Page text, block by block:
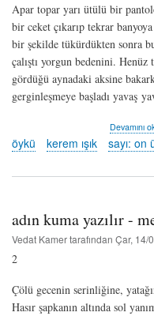
Apar topar yarı ütülü bir
bir ceket çıkarıp tekrar
bir şekilde tükürdükten sonra
çalıştı yorgun bedenini. Henüz
gördüğü aynadaki aksine
gerginleşmeye başladı yavaş
ipler
kerem
hakkında
Devamını
öykü kerem ışık sayı: on
adın kuma yazılır -
Vedat Kamertarafından Çar, 14/
2
Çölü gecenin serinliğine,
Hasır şapkanın altında sol